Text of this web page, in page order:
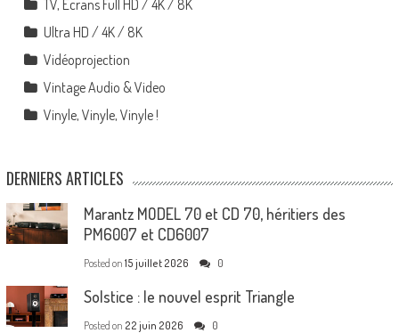
TV, Écrans Full HD / 4K / 8K
Ultra HD / 4K / 8K
Vidéoprojection
Vintage Audio & Video
Vinyle, Vinyle, Vinyle !
DERNIERS ARTICLES
Marantz MODEL 70 et CD 70, héritiers des
PM6007 et CD6007
Posted on 15 juillet 2026 0
Solstice : le nouvel esprit Triangle
Posted on 22 juin 2026 0